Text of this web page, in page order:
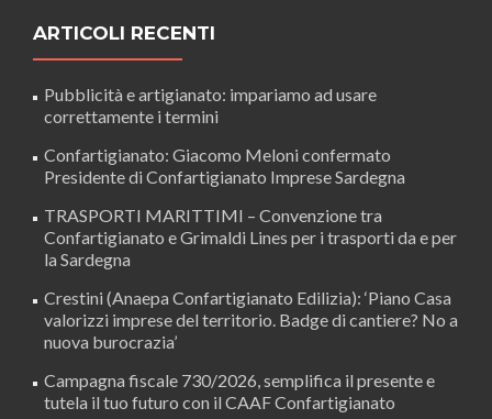
ARTICOLI RECENTI
Pubblicità e artigianato: impariamo ad usare
correttamente i termini
Confartigianato: Giacomo Meloni confermato
Presidente di Confartigianato Imprese Sardegna
TRASPORTI MARITTIMI – Convenzione tra
Confartigianato e Grimaldi Lines per i trasporti da e per
la Sardegna
Crestini (Anaepa Confartigianato Edilizia): ‘Piano Casa
valorizzi imprese del territorio. Badge di cantiere? No a
nuova burocrazia’
Campagna fiscale 730/2026, semplifica il presente e
tutela il tuo futuro con il CAAF Confartigianato